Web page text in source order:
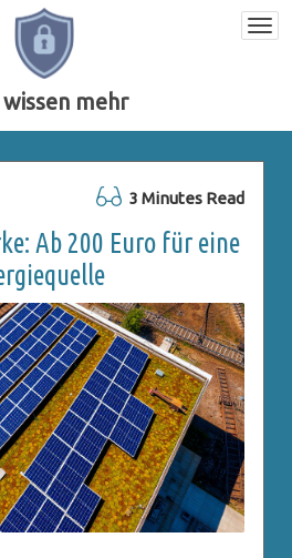
mehr
3 Minutes Read
Ab 200 Euro für eine